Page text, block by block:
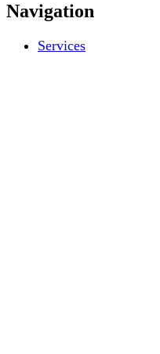
Navigation
Services